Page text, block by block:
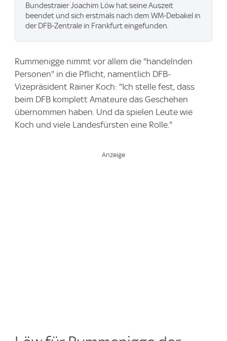
Bundestraier Joachim Löw hat seine Auszeit
beendet und sich erstmals nach dem WM-Debakel in
der DFB-Zentrale in Frankfurt eingefunden.
Rummenigge nimmt vor allem die "handelnden
Personen" in die Pflicht, namentlich DFB-
Vizepräsident Rainer Koch: "Ich stelle fest, dass
beim DFB komplett Amateure das Geschehen
übernommen haben. Und da spielen Leute wie
Koch und viele Landesfürsten eine Rolle."